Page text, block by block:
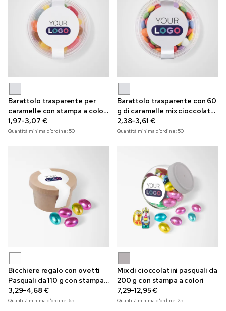
Barattolo trasparente per
caramelle con stampa a colori
e 40 g di mix di cioccolato
Carletti
1,97-3,07 €
Quantità minima d'ordine: 50
Barattolo trasparente con 60
g di caramelle mix cioccolato
con coperchio a stampa a
colori
2,38-3,61 €
Quantità minima d'ordine: 50
Bicchiere regalo con ovetti
Pasquali da 110 g con stampa
a colori
3,29-4,68 €
Quantità minima d'ordine:65
Mix di cioccolatini pasquali da
200 g con stampa a colori
7,29-12,95 €
Quantità minima d'ordine:25